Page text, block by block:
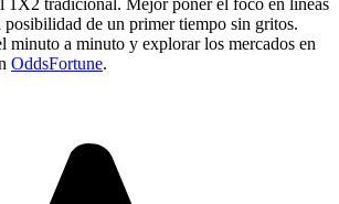
1X2 tradicional. Mejor poner el foco en líneas
posibilidad de un primer tiempo sin gritos.
minuto a minuto y explorar los mercados en
OddsFortune.